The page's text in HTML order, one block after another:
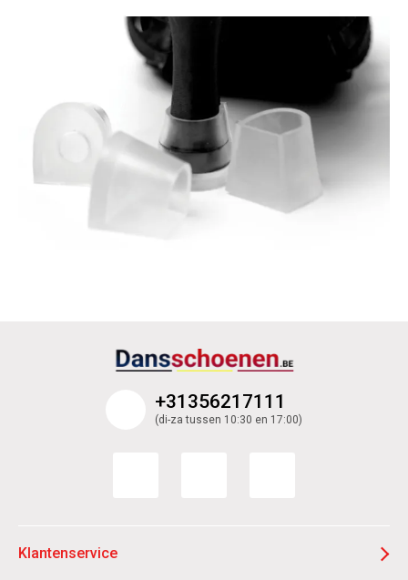
+31356217111
(di-za tussen 10:30 en 17:00)
Klantenservice